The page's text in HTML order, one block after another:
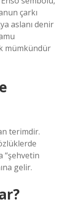
çarkı
aslanı denir
mümkündür
terimdir.
“şehvetin
gelir.